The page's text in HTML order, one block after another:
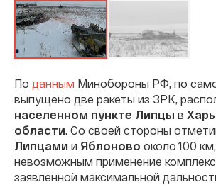
По данным Минобороны РФ, по
выпущено две ракеты из ЗРК,
населенном пункте Липцы в
области. Со своей стороны
Липцами и Яблоново около 100
невозможным применение
заявленной максимальной